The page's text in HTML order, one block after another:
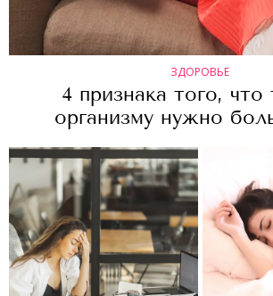
ЗДОРОВЬЕ
4 признака того, что
организму нужно